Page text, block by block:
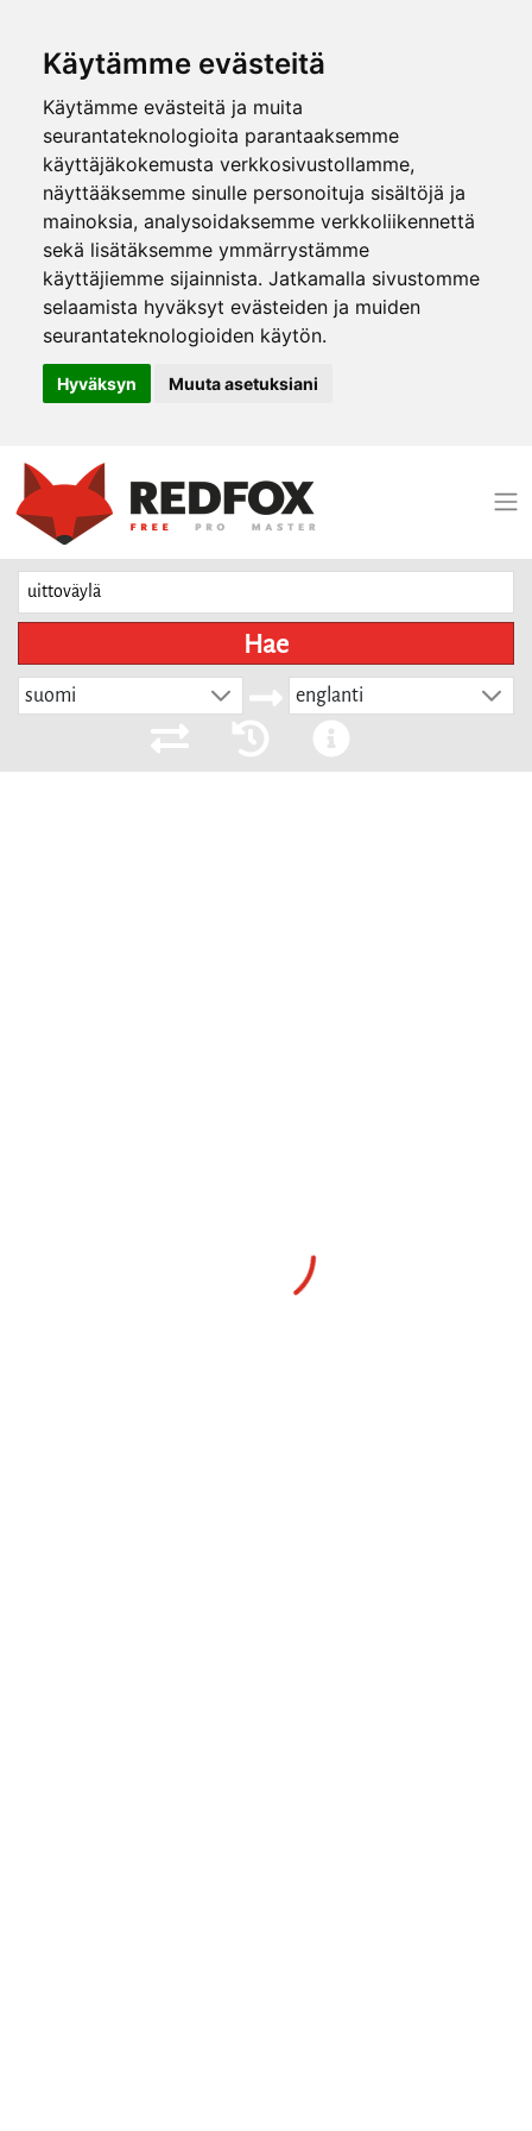
Käytämme evästeitä
Käytämme evästeitä ja muita
seurantateknologioita parantaaksemme
käyttäjäkokemusta verkkosivustollamme,
näyttääksemme sinulle personoituja sisältöjä ja
mainoksia, analysoidaksemme verkkoliikennettä
sekä lisätäksemme ymmärrystämme
käyttäjiemme sijainnista. Jatkamalla sivustomme
selaamista hyväksyt evästeiden ja muiden
seurantateknologioiden käytön.
Hyväksyn Muuta asetuksiani
Hae
suomi englanti